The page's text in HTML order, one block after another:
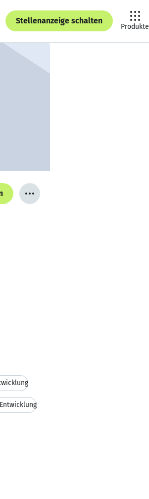
Stellenanzeige schalten
Produkte